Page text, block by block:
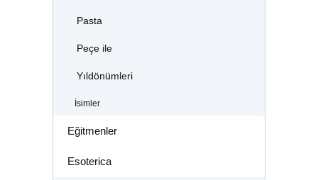
Pasta
Peçe ile
Yıldönümleri
İsimler
Eğitmenler
Esoterica